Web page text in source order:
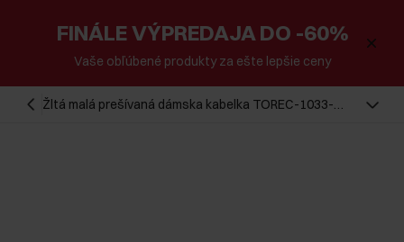
FINÁLE VÝPREDAJA DO -60%
Vaše obľúbené produkty za ešte lepšie ceny
Žltá malá prešívaná dámska kabelka TOREC-1033-